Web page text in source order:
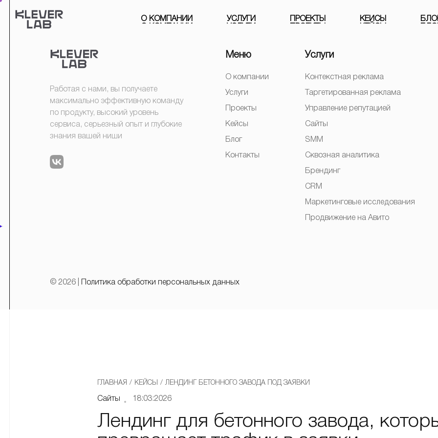
О КОМ АН И И УСЛ У И РОЕКТ Ы КЕЙ СЫ БЛ О
Работая с нами, вы получаете
максимально эффективную команду
по продукту, высокий уровень
сервиса, серьезный опыт и глубокие
знания вашей ниши
Меню
О компании
Услуги
Проекты
Кейсы
Блог
Контакты
Услуги
Контекстная реклама
Таргетированная реклама
Управление репутацией
Сайты
SMM
Сквозная аналитика
Брендинг
CRM
Маркетинговые исследования
Продвижение на Авито
© 2026 | Политика обработки персональных данных
ГЛАВНАЯ / КЕЙСЫ / ЛЕНДИНГ БЕТОННОГО ЗАВОДА ПОД ЗАЯВКИ
Сайты 18:03:2026
Лендинг для бетонного завода,